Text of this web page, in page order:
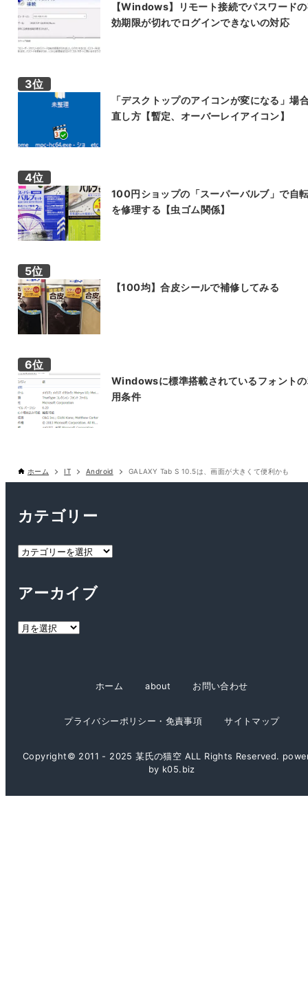
【Windows】リモート接続でパスワード
効期限が切れでログインできないの対応
「デスクトップのアイコンが変になる」場
直し方【暫定、オーバーレイアイコン】
100円ショップの「スーパーバルブ」で自
を修理する【虫ゴム関係】
【100均】合皮シールで補修してみる
Windowsに標準搭載されているフォント
用条件
ホーム IT Android GALAXY Tab S 10.5は、画面が大きくて便利かも
カテゴリー
カ
リ
アーカイブ
ア
ホーム about お問い合わせ
プライバシーポリシー・免責事項 サイトマップ
Copyright© 2011 - 2025 某氏の猫空 ALL Rights Reserved.
by k05.biz